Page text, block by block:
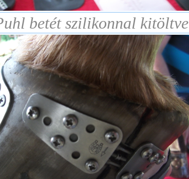
betét szilikonnal kitöltve